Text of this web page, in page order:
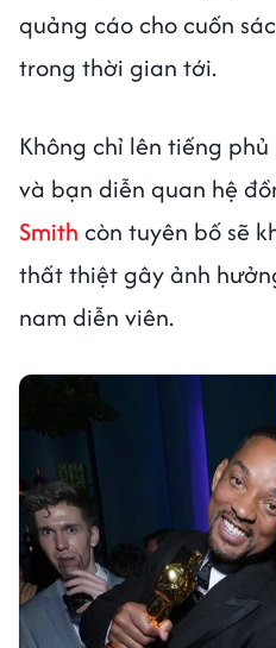
quảng cáo cho cuốn
trong thời gian tới.
Không chỉ lên tiếng
và bạn diễn quan hệ
Smith còn tuyên bố sẽ
thất thiệt gây ảnh
nam diễn viên.